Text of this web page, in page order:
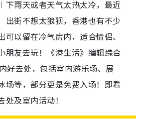
下雨天或者天气太热太冷，最近
出街不想太狼狈，香港也有不少
可以留在冷气房内，适合情侣、
朋友去玩！《港生活》编辑综合
好去处，包括室内游乐场、展
场等，部分更是免费入场！即看
及室内活动！